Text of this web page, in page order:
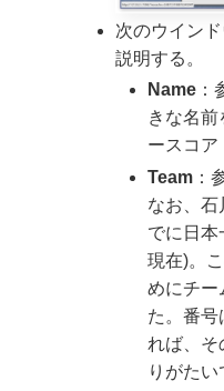
次のウイン
説明する。
Name：
きな名
ースコア
Team：
なお、石
でに日本
現在)。
めにチー
た。番号
れば、そ
りがたい